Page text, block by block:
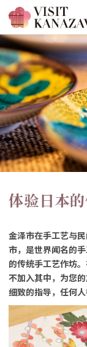
特集
观光信息
旅行方案
Travel Trade and
Languages
体验日本
金泽市在手工艺与
市，是世界闻名的
的传统手工艺作坊
不加入其中，为您
细致的指导，任何人